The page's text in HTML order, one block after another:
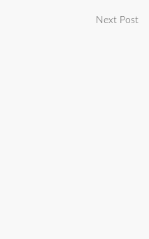
Next Post